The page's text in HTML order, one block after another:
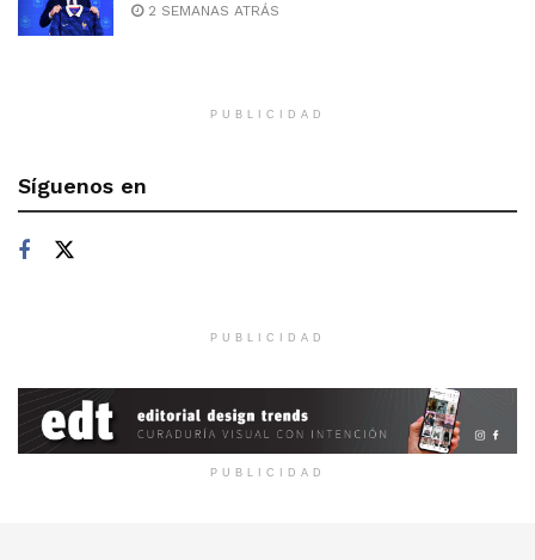
2 SEMANAS ATRÁS
PUBLICIDAD
Síguenos en
PUBLICIDAD
PUBLICIDAD